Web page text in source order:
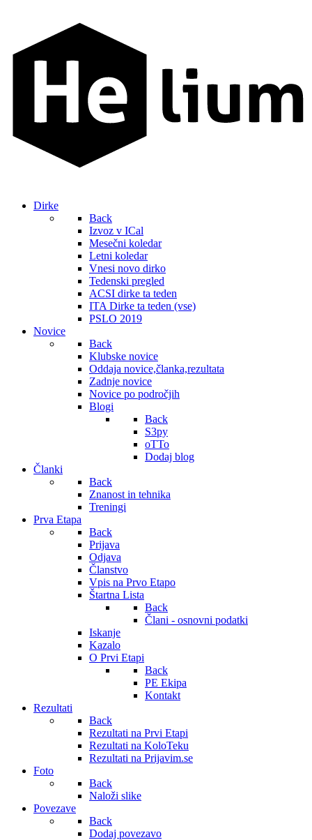
Dirke
Back
Izvoz v ICal
Mesečni koledar
Letni koledar
Vnesi novo dirko
Tedenski pregled
ACSI dirke ta teden
ITA Dirke ta teden (vse)
PSLO 2019
Novice
Back
Klubske novice
Oddaja novice,članka,rezultata
Zadnje novice
Novice po področjih
Blogi
Back
S3py
oTTo
Dodaj blog
Članki
Back
Znanost in tehnika
Treningi
Prva Etapa
Back
Prijava
Odjava
Članstvo
Vpis na Prvo Etapo
Štartna Lista
Back
Člani - osnovni podatki
Iskanje
Kazalo
O Prvi Etapi
Back
PE Ekipa
Kontakt
Rezultati
Back
Rezultati na Prvi Etapi
Rezultati na KoloTeku
Rezultati na Prijavim.se
Foto
Back
Naloži slike
Povezave
Back
Dodaj povezavo